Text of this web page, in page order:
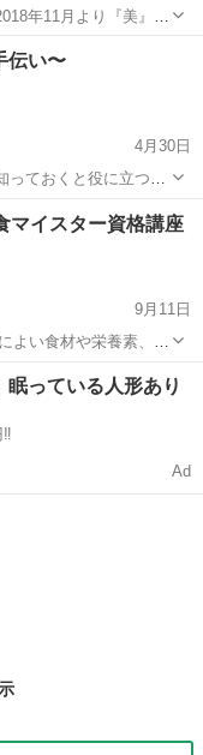
年11月より『美』と
『京都美活クラブ』
伝い〜
4月30日
っておくと役に立つ情
る方 それぞれのご要...
美肌
マイスター資格講座
9月11日
よい食材や栄養素、皮
出来る講座です♪ ☆
べ物は肌に良くないと
眠っている人形あり
Ad